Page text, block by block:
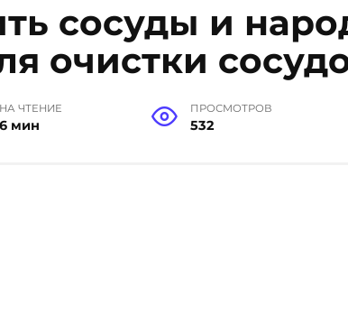
сосуды и
очистки
НА ЧТЕНИЕ
6 мин
ПРОСМОТРОВ
532